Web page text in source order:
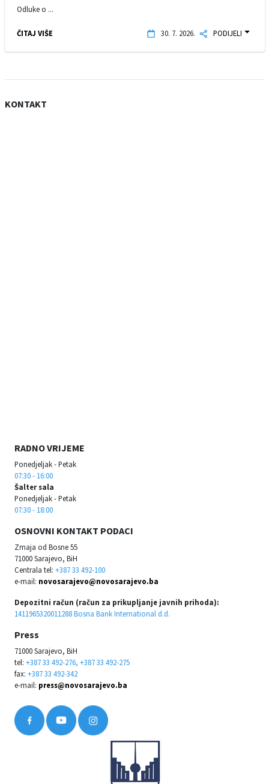
Odluke o ...
ČITAJ VIŠE 30. 7. 2026. PODIJELI
KONTAKT
RADNO VRIJEME
Ponedjeljak - Petak
07:30 - 16:00
Šalter sala
Ponedjeljak - Petak
07:30 - 18:00
OSNOVNI KONTAKT PODACI
Zmaja od Bosne 55
71000 Sarajevo, BiH
Centrala tel: +387 33 492-100
e-mail: novosarajevo@novosarajevo.ba
Depozitni račun (račun za prikupljanje javnih prihoda):
1411965320011288 Bosna Bank International d.d.
Press
71000 Sarajevo, BiH
tel: +387 33 492-276, +387 33 492-275
fax: +387 33 492-342
e-mail: press@novosarajevo.ba